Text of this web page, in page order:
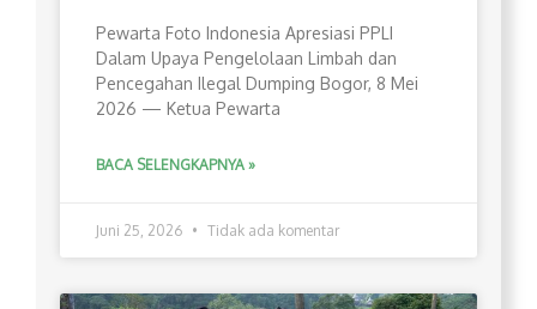
Pewarta Foto Indonesia Apresiasi PPLI
Dalam Upaya Pengelolaan Limbah dan
Pencegahan Ilegal Dumping Bogor, 8 Mei
2026 — Ketua Pewarta
BACA SELENGKAPNYA »
Juni 25, 2026 Tidak ada komentar